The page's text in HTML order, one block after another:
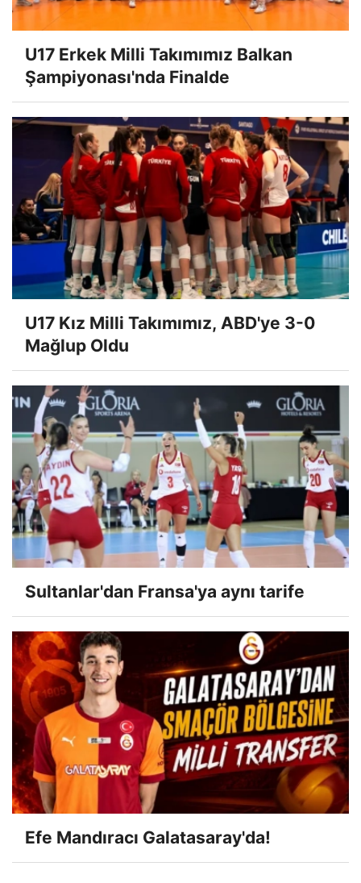
U17 Erkek Milli Takımımız Balkan
Şampiyonası'nda Finalde
U17 Kız Milli Takımımız, ABD'ye 3-0
Mağlup Oldu
Sultanlar'dan Fransa'ya aynı tarife
Efe Mandıracı Galatasaray'da!